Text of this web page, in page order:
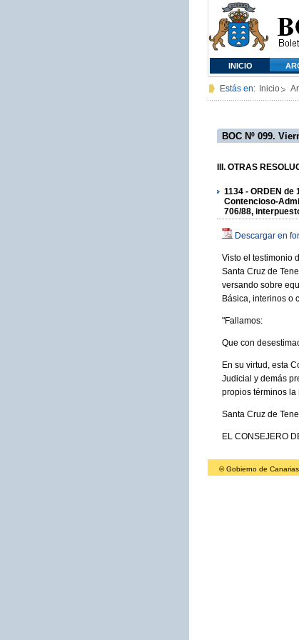
INICIO
Estás en: Inicio
BOC Nº 099.
III. OTRAS
1134 - ORDEN
Contencioso-
706/88,
Descargar en
Visto el testimonio
Santa Cruz de
versando sobre
Básica, interinos o
"Fallamos:
Que con
En su virtud, esta
Judicial y demás
propios términos
Santa Cruz de
EL CONSEJERO
© Gobierno de Canarias